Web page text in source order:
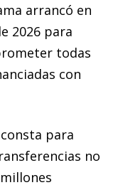
arrancó en
2026 para
todas
con
para
no